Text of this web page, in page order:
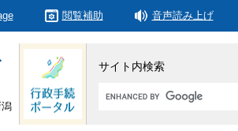
閲覧補助 音声読み上げ
サイト内検索
Google